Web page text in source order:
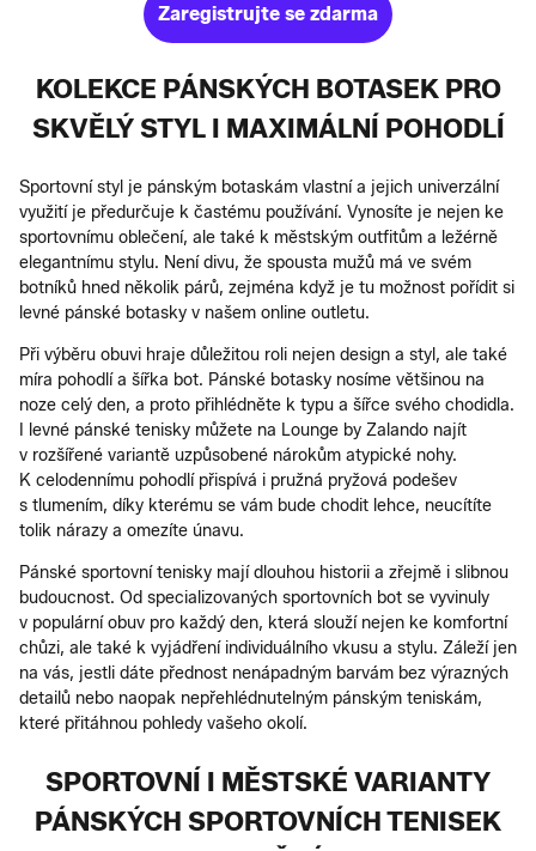
Zaregistrujte se zdarma
KOLEKCE PÁNSKÝCH BOTASEK PRO
SKVĚLÝ STYL I MAXIMÁLNÍ POHODLÍ
Sportovní styl je pánským botaskám vlastní a jejich univerzální
využití je předurčuje k častému používání. Vynosíte je nejen ke
sportovnímu oblečení, ale také k městským outfitům a ležérně
elegantnímu stylu. Není divu, že spousta mužů má ve svém
botníků hned několik párů, zejména když je tu možnost pořídit si
levné pánské botasky v našem online outletu.
Při výběru obuvi hraje důležitou roli nejen design a styl, ale také
míra pohodlí a šířka bot. Pánské botasky nosíme většinou na
noze celý den, a proto přihlédněte k typu a šířce svého chodidla.
I levné pánské tenisky můžete na Lounge by Zalando najít
v rozšířené variantě uzpůsobené nárokům atypické nohy.
K celodennímu pohodlí přispívá i pružná pryžová podešev
s tlumením, díky kterému se vám bude chodit lehce, neucítíte
tolik nárazy a omezíte únavu.
Pánské sportovní tenisky mají dlouhou historii a zřejmě i slibnou
budoucnost. Od specializovaných sportovních bot se vyvinuly
v populární obuv pro každý den, která slouží nejen ke komfortní
chůzi, ale také k vyjádření individuálního vkusu a stylu. Záleží jen
na vás, jestli dáte přednost nenápadným barvám bez výrazných
detailů nebo naopak nepřehlédnutelným pánským teniskám,
které přitáhnou pohledy vašeho okolí.
SPORTOVNÍ I MĚSTSKÉ VARIANTY
PÁNSKÝCH SPORTOVNÍCH TENISEK